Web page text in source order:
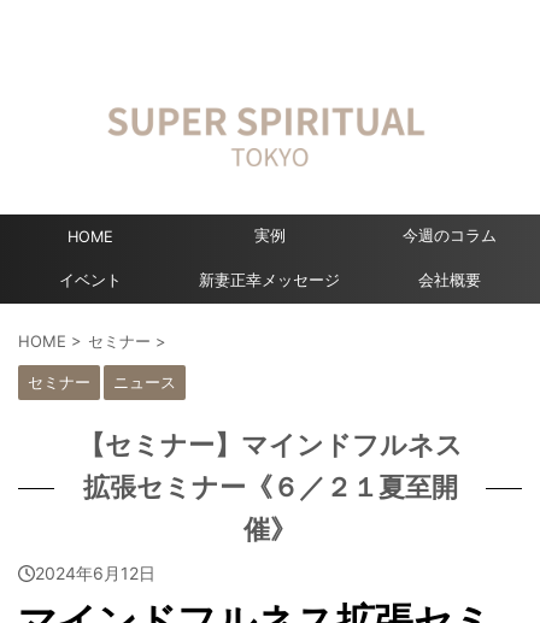
HOME 実例 今週のコラム
イベント 新妻正幸メッセージ 会社概要
HOME > セミナー >
セミナー ニュース
【セミナー】マインドフルネス
拡張セミナー《６／２１夏至開
催》
2024年6月12日